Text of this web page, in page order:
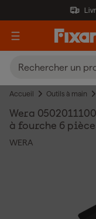
Accueil Outils à main
Wera
à fourche 6
WERA